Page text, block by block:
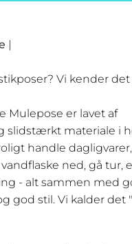
|
Vi kender det
Mulepose er lavet af
materiale i
handle
ned, gå tur,
- alt sammen med
god stil. Vi kalder det